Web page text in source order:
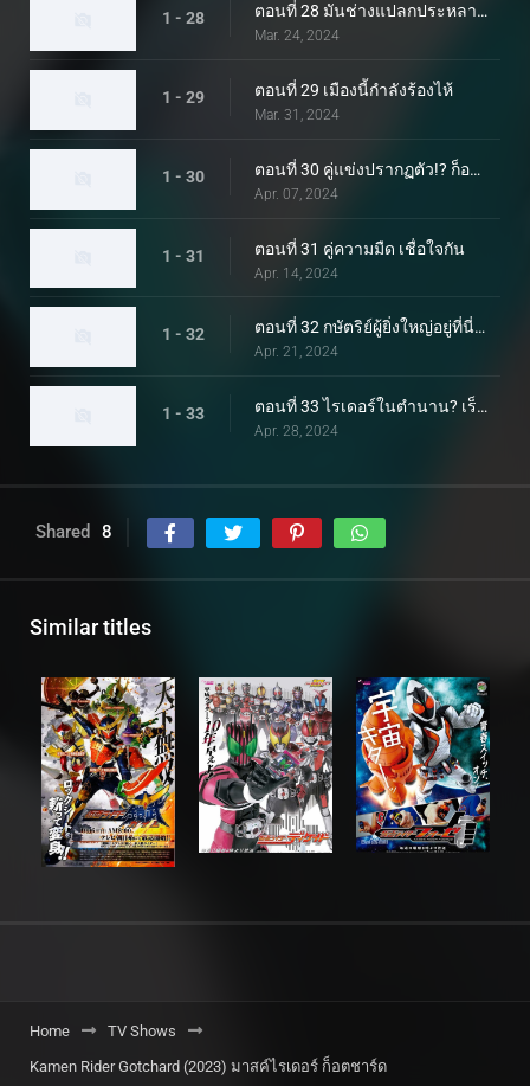
1 - 28 ตอนที่ 28 มันช่างแปลกประหลาด! Renge เยี่ยมบ้าน!
Mar. 24, 2024
1 - 29 ตอนที่ 29 เมืองนี้กำลังร้องไห้
Mar. 31, 2024
1 - 30 ตอนที่ 30 คู่แข่งปรากฏตัว!? ก็อตชาและจูเลียต
Apr. 07, 2024
1 - 31 ตอนที่ 31 คู่ความมืด เชื่อใจกัน
Apr. 14, 2024
1 - 32 ตอนที่ 32 กษัตริย์ผู้ยิ่งใหญ่อยู่ที่นี่แล้ว! ภาวะที่กลืนไม่เข้าคายไม่ออกของหุ่นเชิด
Apr. 21, 2024
1 - 33 ตอนที่ 33 ไรเดอร์ในตำนาน? เร็วเกินไป 100 ปี!
Apr. 28, 2024
Shared 8
Similar titles
Home
TV Shows
Kamen Rider Gotchard (2023) มาสค์ไรเดอร์ ก็อตชาร์ด